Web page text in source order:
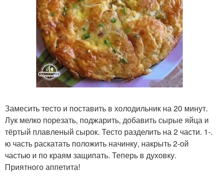
Замесить тесто и поставить в холодильник на 20 минут.
Лук мелко порезать, поджарить, добавить сырые яйца и
тёртый плавленый сырок. Тесто разделить на 2 части. 1-.
ю часть раскатать положить начинку, накрыть 2-ой
частью и по краям защипать. Теперь в духовку.
Приятного аппетита!